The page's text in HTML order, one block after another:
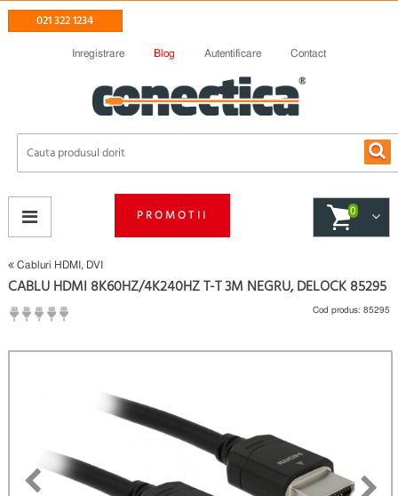
021 322 1234
Inregistrare Blog Autentificare Contact
PROMOTII 0
Cabluri HDMI, DVI
CABLU HDMI 8K60HZ/4K240HZ T-T 3M NEGRU, DELOCK 85295
Fii primul care scrie un review
Cod produs: 85295